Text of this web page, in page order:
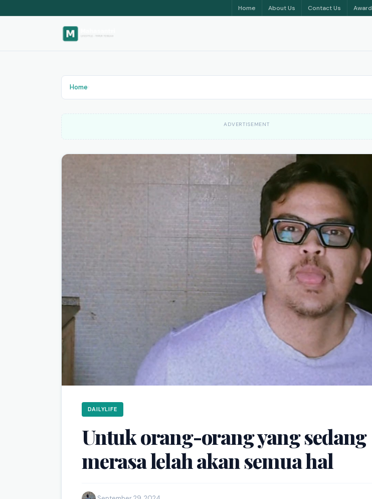
Home About Us Contact Us Award
Home›
ADVERTISEMENT
DAILYLIFE
Untuk orang-orang yang sedang
merasa lelah akan semua hal